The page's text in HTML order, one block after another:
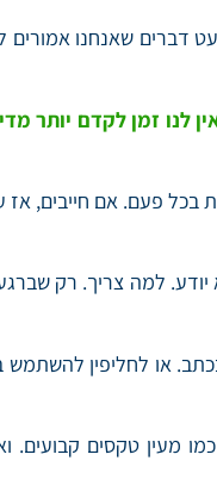
שאנחנו אמורים
לנו זמן לקדם יותר
למה צריך. רק
מעין טקסים